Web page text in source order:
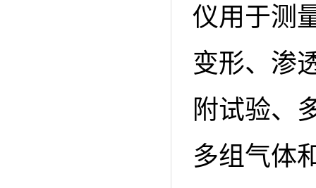
仪用于测
变形、渗
附试验、
多组气体